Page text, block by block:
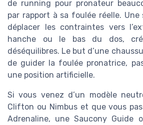
de running pour pronateur
par rapport à sa foulée réelle.
déplacer les contraintes vers
hanche ou le bas du dos,
déséquilibres. Le but d’une
de guider la foulée pronatrice,
une position artificielle.
Si vous venez d’un modèle
Clifton ou Nimbus et que vous
Adrenaline, une Saucony Guide